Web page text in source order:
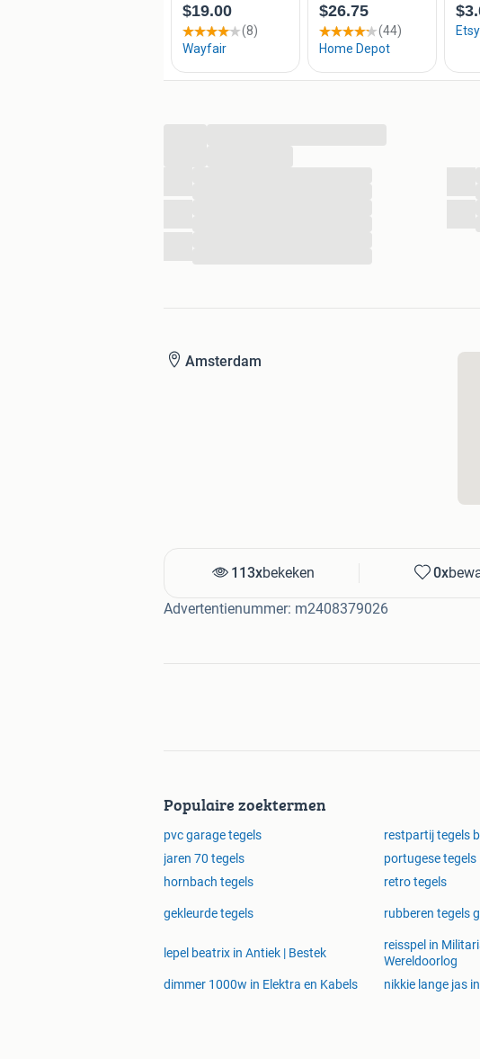
Amsterdam
113xbekeken 0x
Advertentienummer: m2408379026
Populaire zoektermen
pvc garage tegels restpartij tegels
jaren 70 tegels
portugese tegels
hornbach tegels
retro tegels
gekleurde tegels rubberen tegels
lepel beatrix in Antiek | Bestek
reisspel in
Wereldoorlog
dimmer 1000w in Elektra en Kabels
nikkie lange jas